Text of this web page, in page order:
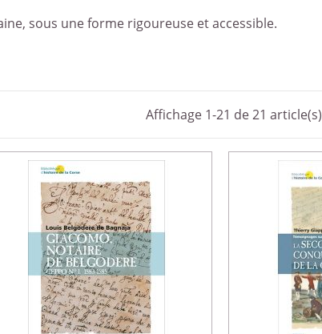
sous une forme rigoureuse et accessible.
Affichage 1-21 de 21 article(s)